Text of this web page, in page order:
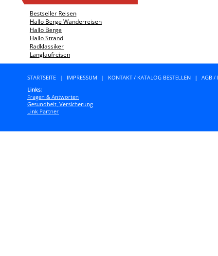
Bestseller Reisen
Hallo Berge Wanderreisen
Hallo Berge
Hallo Strand
Radklassiker
Langlaufreisen
STARTSEITE | IMPRESSUM | KONTAKT / KATALOG BESTELLEN |
AGB /
Links:
Fragen & Antworten
Gesundheit, Versicherung
Link Partner